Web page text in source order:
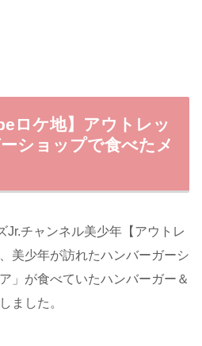
ロケ地】アウトレッ
ショップで食べたメ
Jr.チャンネル美少年【アウトレ
美少年が訪れたハンバーガーシ
」が食べていたハンバーガー＆
ました。